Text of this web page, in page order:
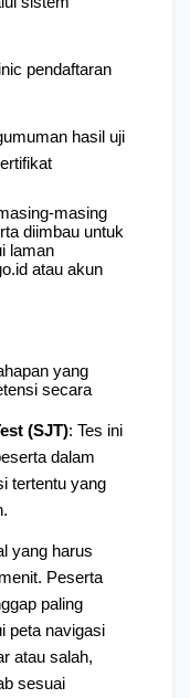
pendaftaran
hasil uji
masing
diimbau untuk
atau akun
yang
secara
(SJT): Tes ini
dalam
tertentu yang
yang harus
Peserta
paling
peta navigasi
atau salah,
sesuai